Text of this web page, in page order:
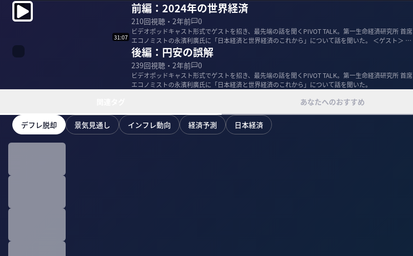
前編：2024年の世界経済
210回視聴・ 2年前 0
ビデオポッドキャスト形式でゲストを招き、最先端の話を聞くPIVOT TALK。第一生命経済研究所 首席
エコノミストの永濱利廣氏に「日本経済と世界経済のこれから」について話を聞いた。 ＜ゲスト＞ 永
濱...
31:07
後編：円安の誤解
239回視聴・ 2年前 0
ビデオポッドキャスト形式でゲストを招き、最先端の話を聞くPIVOT TALK。第一生命経済研究所 首席
エコノミストの永濱利廣氏に「日本経済と世界経済のこれから」について話を聞いた。
あなたへのおすすめ
デフレ脱却 景気見通し インフレ動向 経済予測 日本経済